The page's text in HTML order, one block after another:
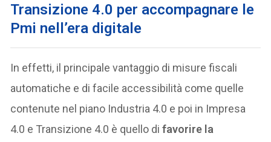
Transizione 4.0 per accompagnare le
Pmi nell’era digitale
In effetti, il principale vantaggio di misure fiscali
automatiche e di facile accessibilità come quelle
contenute nel piano Industria 4.0 e poi in Impresa
4.0 e Transizione 4.0 è quello difavorire la